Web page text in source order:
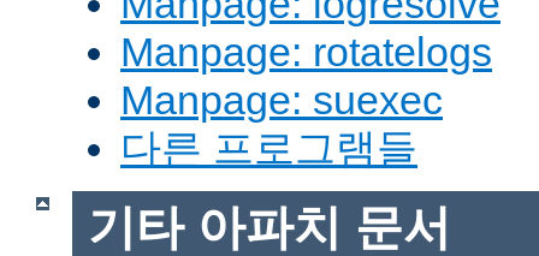
Manpage: rotatelogs
Manpage: suexec
다른 프로그램들
기타 아파치 문서